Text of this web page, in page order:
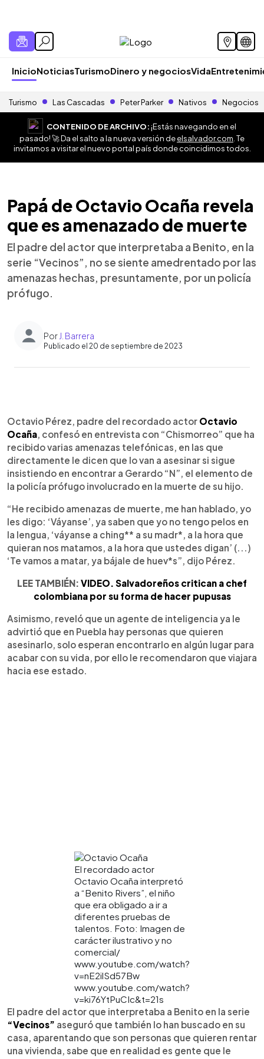
InicioNoticiasTurismoDinero y negociosVida
Turismo Las Cascadas Peter Parker Nativos Negocios
CONTENIDO DE ARCHIVO:¡Estás navegando en el
pasado! 🚀 Da el salto a la nueva versión deelsalvador.com . Te
invitamos a visitar el nuevo portal país donde coincidimos todos.
Papá de Octavio Ocaña revela
que es amenazado de muerte
El padre del actor que interpretaba a Benito, en la
serie “Vecinos”, no se siente amedrentado por las
amenazas hechas, presuntamente, por un policía
prófugo.
Por J. Barrera
Publicado el 20 de septiembre de 2023
► Escuchar artículo
Octavio Pérez, padre del recordado actor Octavio
Ocaña, confesó en entrevista con “Chismorreo” que ha
recibido varias amenazas telefónicas, en las que
directamente le dicen que lo van a asesinar si sigue
insistiendo en encontrar a Gerardo “N”, el elemento de
la policía prófugo involucrado en la muerte de su hijo.
“He recibido amenazas de muerte, me han hablado, yo
les digo: ‘Váyanse’, ya saben que yo no tengo pelos en
la lengua, ‘váyanse a ching** a su madr*, a la hora que
quieran nos matamos, a la hora que ustedes digan’ (...)
‘Te vamos a matar, ya bájale de huev*s”, dijo Pérez.
LEE TAMBIÉN: VIDEO. Salvadoreños critican a chef
colombiana por su forma de hacer pupusas
Asimismo, reveló que un agente de inteligencia ya le
advirtió que en Puebla hay personas que quieren
asesinarlo, solo esperan encontrarlo en algún lugar para
acabar con su vida, por ello le recomendaron que viajara
hacia ese estado.
El recordado actor
Octavio Ocaña interpretó
a “Benito Rivers”, el niño
que era obligado a ir a
diferentes pruebas de
talentos. Foto: Imagen de
carácter ilustrativo y no
comercial/
www.youtube.com/watch?
v=nE2ilSd57Bw
www.youtube.com/watch?
v=ki76YtPuCIc&t=21s
El padre del actor que interpretaba a Benito en la serie
“Vecinos” aseguró que también lo han buscado en su
casa, aparentando que son personas que quieren rentar
una vivienda, sabe que en realidad es gente que le